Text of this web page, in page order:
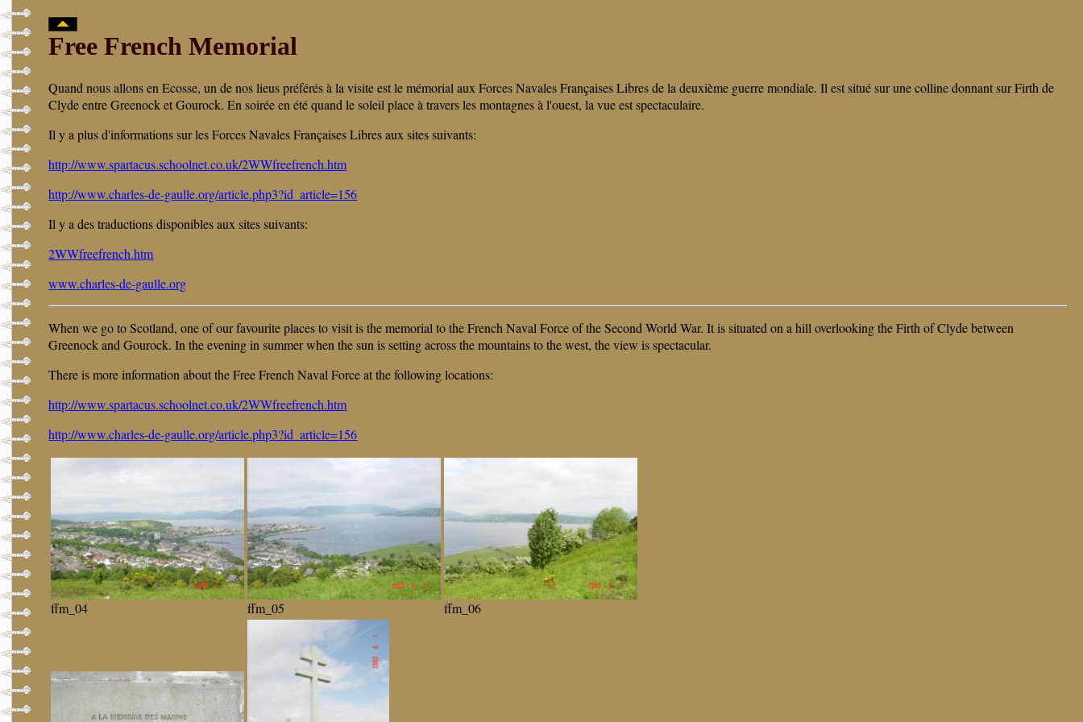
Free French Memorial
Quand nous allons en Ecosse, un de nos lieus préférés à la visite est le mémorial aux Forces Navales Françaises Libres de la deuxième guerre mondiale. Il est situé sur une colline donnant sur Firth de
Clyde entre Greenock et Gourock. En soirée en été quand le soleil place à travers les montagnes à l'ouest, la vue est spectaculaire.
Il y a plus d'informations sur les Forces Navales Françaises Libres aux sites suivants:
http://www.spartacus.schoolnet.co.uk/2WWfreefrench.htm
http://www.charles-de-gaulle.org/article.php3?id_article=156
Il y a des traductions disponibles aux sites suivants:
2WWfreefrench.htm
www.charles-de-gaulle.org
When we go to Scotland, one of our favourite places to visit is the memorial to the French Naval Force of the Second World War. It is situated on a hill overlooking the Firth of Clyde between
Greenock and Gourock. In the evening in summer when the sun is setting across the mountains to the west, the view is spectacular.
There is more information about the Free French Naval Force at the following locations:
http://www.spartacus.schoolnet.co.uk/2WWfreefrench.htm
http://www.charles-de-gaulle.org/article.php3?id_article=156
ffm_04 ffm_05 ffm_06